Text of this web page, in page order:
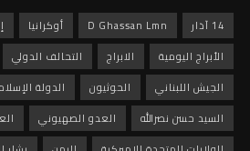
14 آذار D Ghassan Lmn أوكرانيا
الأبراج اليومية
الابراج التحالف الدولي
الجيش اللبناني
الحوثيون الدولة
السيد حسن نصرالله
العدو الصهيوني